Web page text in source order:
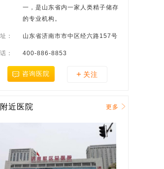
一，是山东省内一家人类精子储存
的专业机构。
： 山东省济南市市中区经六路157号
： 400-886-8853
咨询医院 + 关注
附近医院 更多